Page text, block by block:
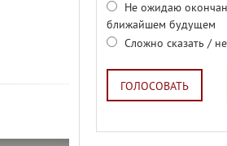
Не ожидаю
ближайшем будущем
Сложно сказать /
ГОЛОСОВАТЬ